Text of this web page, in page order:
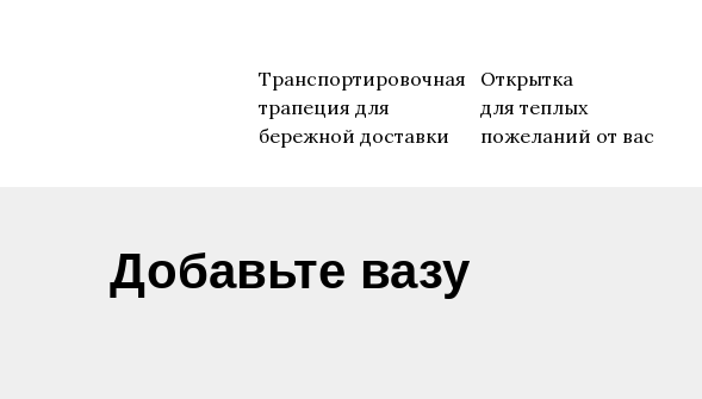
Транспортировочная
трапеция для
бережной доставки
Открытка
для теплых
пожеланий от вас
​Добавьте вазу